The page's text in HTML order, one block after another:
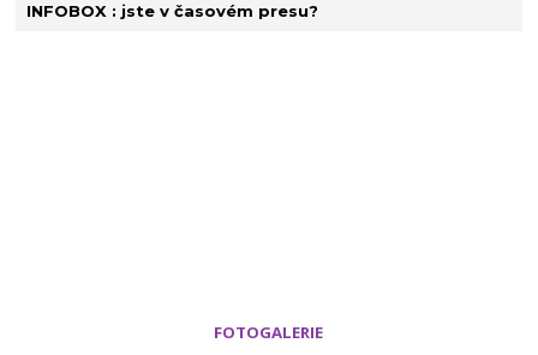
INFOBOX : jste v časovém presu?
FOTOGALERIE